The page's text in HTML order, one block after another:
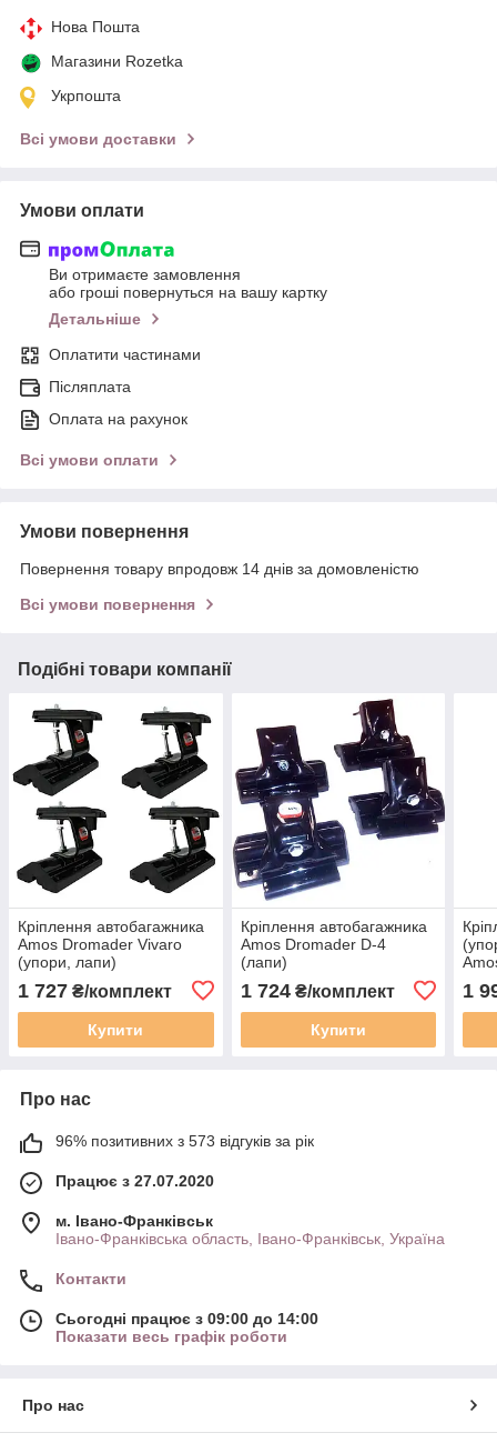
Нова Пошта
Магазини Rozetka
Укрпошта
Всі умови доставки
Умови оплати
Ви отримаєте замовлення
або гроші повернуться на вашу картку
Детальніше
Оплатити частинами
Післяплата
Оплата на рахунок
Всі умови оплати
Умови повернення
Повернення товару впродовж 14 днів за домовленістю
Всі умови повернення
Подібні товари компанії
Кріплення автобагажника
Amos Dromader Vivaro
(упори, лапи)
1 727 ₴/комплект
Купити
Кріплення автобагажника
Amos Dromader D-4
(лапи)
1 724₴/комплект
Купити
1
Про нас
96% позитивних з 573 відгуків за рік
Працює з 27.07.2020
м. Івано-Франківськ
Івано-Франківська область, Івано-Франківськ, Україна
Контакти
Сьогодні працює з 09:00 до 14:00
Показати весь графік роботи
Про нас